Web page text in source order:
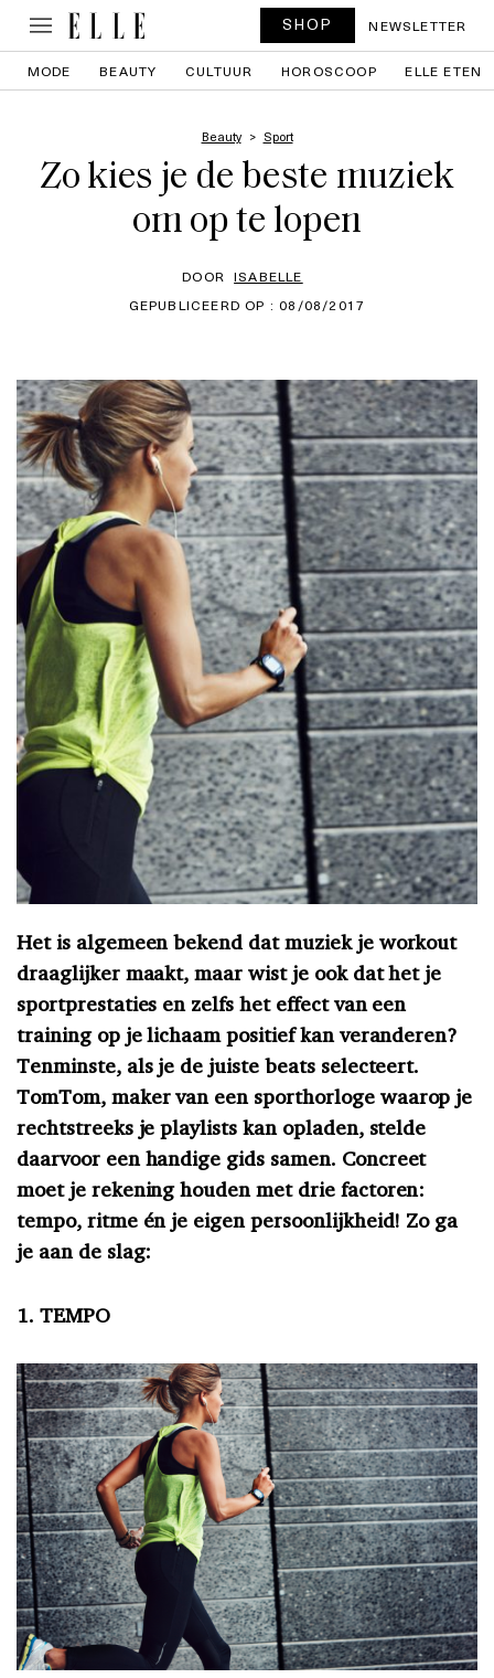
SHOP NEWSLETTER
MODE BEAUTY CULTUUR HOROSCOOP ELLE ETEN
Beauty Sport
Zo kies je de beste muziek
om op te lopen
DOOR ISABELLE
GEPUBLICEERD OP : 08/08/2017
Het is algemeen bekend dat muziek je workout
draaglijker maakt, maar wist je ook dat het je
sportprestaties en zelfs het effect van een
training op je lichaam positief kan veranderen?
Tenminste, als je de juiste beats selecteert.
TomTom, maker van een sporthorloge waarop je
rechtstreeks je playlists kan opladen, stelde
daarvoor een handige gids samen. Concreet
moet je rekening houden met drie factoren:
tempo, ritme én je eigen persoonlijkheid! Zo ga
je aan de slag:
1. TEMPO